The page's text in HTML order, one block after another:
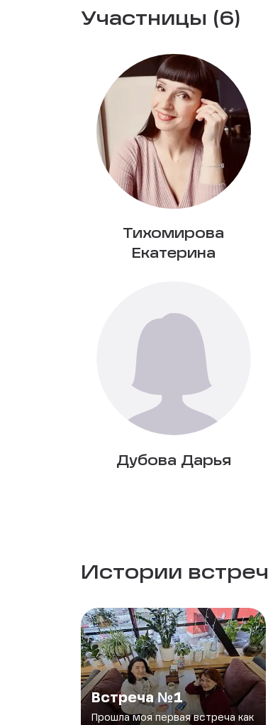
Участницы (6)
Тихомирова
Екатерина
Дубова Дарья
Истории встреч
Встреча №1
Прошла моя первая встреча как